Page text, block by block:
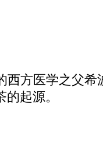
方医学之父希
起源。